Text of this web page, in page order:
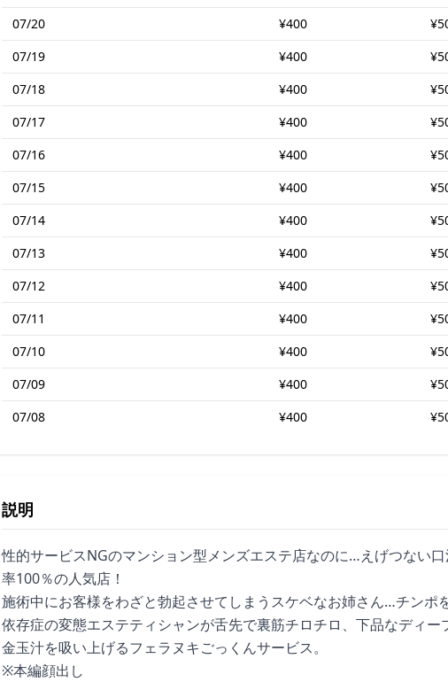
07/20
¥400
07/19
¥400
07/18
¥400
07/17
¥400
07/16
¥400
07/15
¥400
07/14
¥400
07/13
¥400
07/12
¥400
07/11
¥400
07/10
¥400
07/09
¥400
07/08
¥400
説明
性的サービスNGのマンション型メンズエステ店なのに…えげつない
率100％の人気店！
施術中にお客様をわざと勃起させてしまうスケベなお姉さん…チンポ
依存症の変態エステティシャンが舌先で裏筋チロチロ、下品なディ
金玉汁を吸い上げるフェラヌキごっくんサービス。
※本編顔出し